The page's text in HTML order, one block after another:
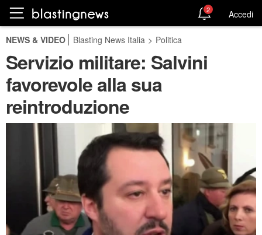
2 Accedi
NEWS & VIDEO Blasting News Italia > Politica
Servizio militare: Salvini
favorevole alla sua
reintroduzione